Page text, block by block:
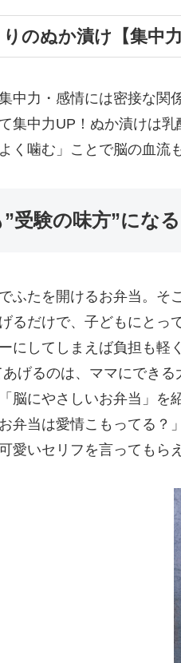
のぬか漬け【集中力
中力・感情には密接な関
集中力UP！ぬか漬けは
く噛む」ことで脳の血流
受験の味方”になる
ふたを開けるお弁当。そ
るだけで、子どもにとっ
にしてしまえば負担も軽
あげるのは、ママにでき
脳にやさしいお弁当」を
弁当は愛情こもってる？
愛いセリフを言ってもら